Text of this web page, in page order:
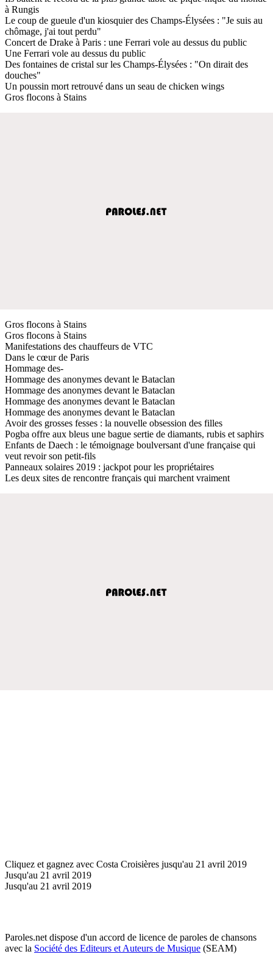
à Rungis
Le coup de gueule d'un kiosquier des Champs-Élysées : "Je suis au
chômage, j'ai tout perdu"
Concert de Drake à Paris : une Ferrari vole au dessus du public
Une Ferrari vole au dessus du public
Des fontaines de cristal sur les Champs-Élysées : "On dirait des
douches"
Un poussin mort retrouvé dans un seau de chicken wings
Gros flocons à Stains
Gros flocons à Stains
Gros flocons à Stains
Manifestations des chauffeurs de VTC
Dans le cœur de Paris
Hommage des-
Hommage des anonymes devant le Bataclan
Hommage des anonymes devant le Bataclan
Hommage des anonymes devant le Bataclan
Hommage des anonymes devant le Bataclan
Avoir des grosses fesses : la nouvelle obsession des filles
Pogba offre aux bleus une bague sertie de diamants, rubis et saphirs
Enfants de Daech : le témoignage boulversant d'une française qui
veut revoir son petit-fils
Panneaux solaires 2019 : jackpot pour les propriétaires
Les deux sites de rencontre français qui marchent vraiment
Cliquez et gagnez avec Costa Croisières jusqu'au 21 avril 2019
Jusqu'au 21 avril 2019
Jusqu'au 21 avril 2019
Paroles.net dispose d'un accord de licence de paroles de chansons
avec la Société des Editeurs et Auteurs de Musique (SEAM)